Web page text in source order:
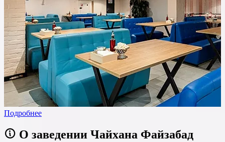
Подробнее
О заведении Чайхана Файзабад